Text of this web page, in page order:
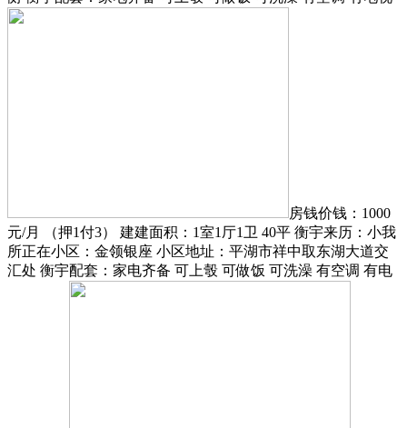
房钱价钱：1000
元/月 （押1付3） 建建面积：1室1厅1卫 40平 衡宇来历：小我
所正在小区：金领银座 小区地址：平湖市祥中取东湖大道交
汇处 衡宇配套：家电齐备 可上彀 可做饭 可洗澡 有空调 有电